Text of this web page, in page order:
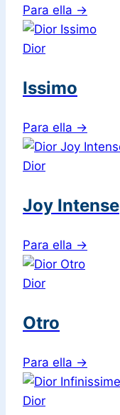
Para ella →
Dior
Issimo
Para ella →
Dior
Joy Intense
Para ella →
Dior
Otro
Para ella →
Dior